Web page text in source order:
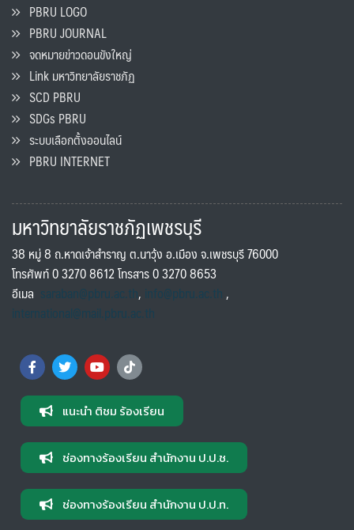
PBRU LOGO
PBRU JOURNAL
จดหมายข่าวดอนขังใหญ่
Link มหาวิทยาลัยราชภัฏ
SCD PBRU
SDGs PBRU
ระบบเลือกตั้งออนไลน์
PBRU INTERNET
มหาวิทยาลัยราชภัฏเพชรบุรี
38 หมู่ 8 ถ.หาดเจ้าสำราญ ต.นาวุ้ง อ.เมือง จ.เพชรบุรี 76000
โทรศัพท์ 0 3270 8612 โทรสาร 0 3270 8653
อีเมล saraban@pbru.ac.th, info@pbru.ac.th,
international@mail.pbru.ac.th
แนะนำ ติชม ร้องเรียน
ช่องทางร้องเรียน สำนักงาน ป.ป.ช.
ช่องทางร้องเรียน สำนักงาน ป.ป.ท.